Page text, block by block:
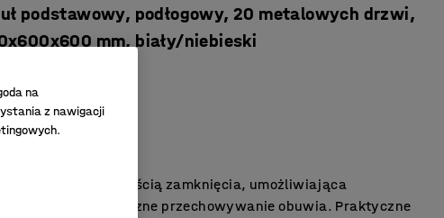
podstawowy, podłogowy, 20 metalowych drzwi,
mm, biały/niebieski
drzwi
zamykanie
na buty z możliwością zamknięcia, umożliwiająca
i bezpieczne przechowywanie obuwia. Praktyczne
na
z nawigacji